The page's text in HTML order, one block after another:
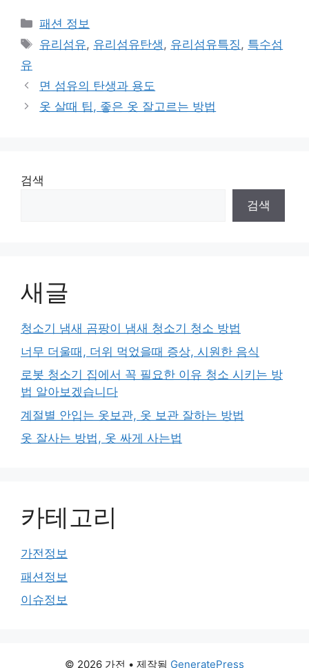
카
테
패션 정보
태
유리섬유, 유리섬유탄생, 유리섬유특징, 특수섬
유
면 섬유의 탄생과 용도
옷 살때 팁, 좋은 옷 잘고르는 방법
검색
검색
새글
청소기 냄새 곰팡이 냄새 청소기 청소 방법
너무 더울때, 더위 먹었을때 증상, 시원한 음식
로봇 청소기 집에서 꼭 필요한 이유 청소 시키는 방
법 알아보겠습니다
계절별 안입는 옷보관, 옷 보관 잘하는 방법
옷 잘사는 방법, 옷 싸게 사는법
카테고리
가전정보
패션정보
이슈정보
© 2026 가전 • 제작됨 GeneratePress